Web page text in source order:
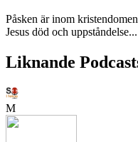
Påsken är inom
Jesus död och
Liknande
M